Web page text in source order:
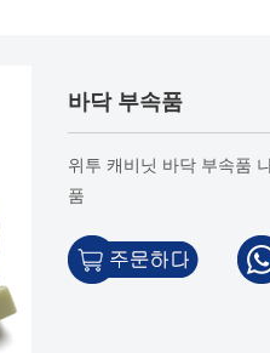
바닥 부속품
위투 캐비닛 바닥 부속품
품